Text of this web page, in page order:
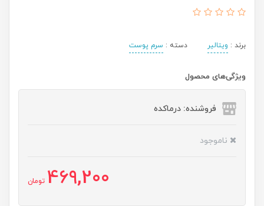
برند : ویتالیر دسته : سرم پوست
ویژگی‌های محصول
فروشنده: درماکده
ناموجود
469,200 تومان